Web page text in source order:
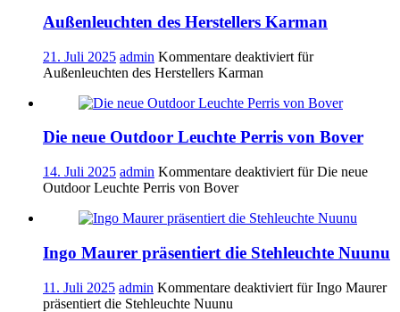
Außenleuchten des Herstellers Karman
21. Juli 2025 admin Kommentare deaktiviert für
Außenleuchten des Herstellers Karman
Die neue Outdoor Leuchte Perris von Bover
14. Juli 2025 admin Kommentare deaktiviert für Die neue
Outdoor Leuchte Perris von Bover
Ingo Maurer präsentiert die Stehleuchte Nuunu
11. Juli 2025 admin Kommentare deaktiviert für Ingo Maurer
präsentiert die Stehleuchte Nuunu